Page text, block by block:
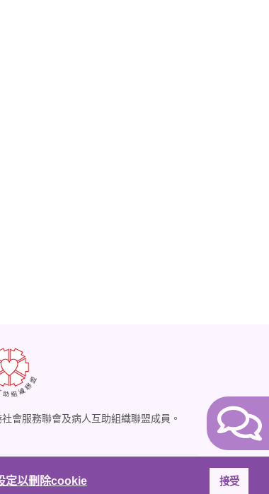
定以刪除cookie 接受
會服務聯會及病人互助組織聯盟成員。